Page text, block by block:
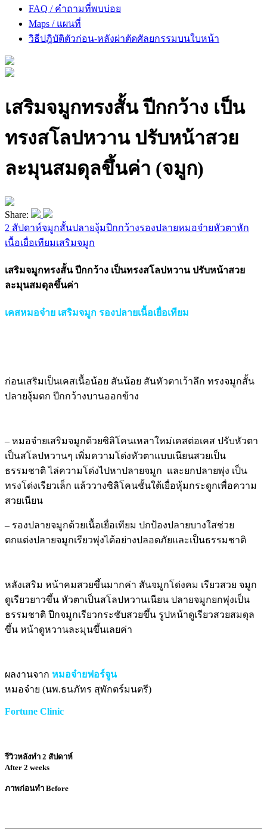
FAQ / คำถามที่พบบ่อย
Maps / แผนที่
วิธีปฎิบัติตัวก่อน-หลังผ่าตัดศัลยกรรมบนใบหน้า
เสริมจมูกทรงสั้น ปีกกว้าง เป็น
ทรงสโลปหวาน ปรับหน้าสวย
ละมุนสมดุลขึ้นค่า (จมูก)
Share:
2 สัปดาห์จมูกสั้นปลายงุ้มปีกกว้างรองปลายหมอจ๋ายหัวตาหัก
เนื้อเยื่อเทียมเสริมจมูก
เสริมจมูกทรงสั้น ปีกกว้าง เป็นทรงสโลปหวาน ปรับหน้าสวย
ละมุนสมดุลขึ้นค่า
เคสหมอจ๋าย เสริมจมูก รองปลายเนื้อเยื่อเทียม
ก่อนเสริมเป็นเคสเนื้อน้อย สันน้อย สันหัวตาเว้าลึก ทรงจมูกสั้น
ปลายงุ้มตก ปีกกว้างบานออกข้าง
– หมอจ๋ายเสริมจมูกด้วยซิลิโคนเหลาใหม่เคสต่อเคส ปรับหัวตา
เป็นสโลปหวานๆ เพิ่มความโด่งหัวตาแบบเนียนสวยเป็น
ธรรมชาติ ไล่ความโด่งไปหาปลายจมูก และยกปลายพุ่ง เป็น
ทรงโด่งเรียวเล็ก แล้ววางซิลิโคนชั้นใต้เยื่อหุ้มกระดูกเพื่อความ
สวยเนียน
– รองปลายจมูกด้วยเนื้อเยื่อเทียม ปกป้องปลายบางใสช่วย
ตกแต่งปลายจมูกเรียวพุ่งได้อย่างปลอดภัยและเป็นธรรมชาติ
หลังเสริม หน้าคมสวยขึ้นมากค่า สันจมูกโด่งคม เรียวสวย จมูก
ดูเรียวยาวขึ้น หัวตาเป็นสโลปหวานเนียน ปลายจมูกยกพุ่งเป็น
ธรรมชาติ ปีกจมูกเรียวกระชับสวยขึ้น รูปหน้าดูเรียวสวยสมดุล
ขึ้น หน้าดูหวานละมุนขึ้นเลยค่า
ผลงานจาก หมอจ๋ายฟอร์จูน
หมอจ๋าย (นพ.ธนภัทร สุพักตร์มนตรี)
Fortune Clinic
รีวิวหลังทำ 2 สัปดาห์
After 2 weeks
ภาพก่อนทำ Before